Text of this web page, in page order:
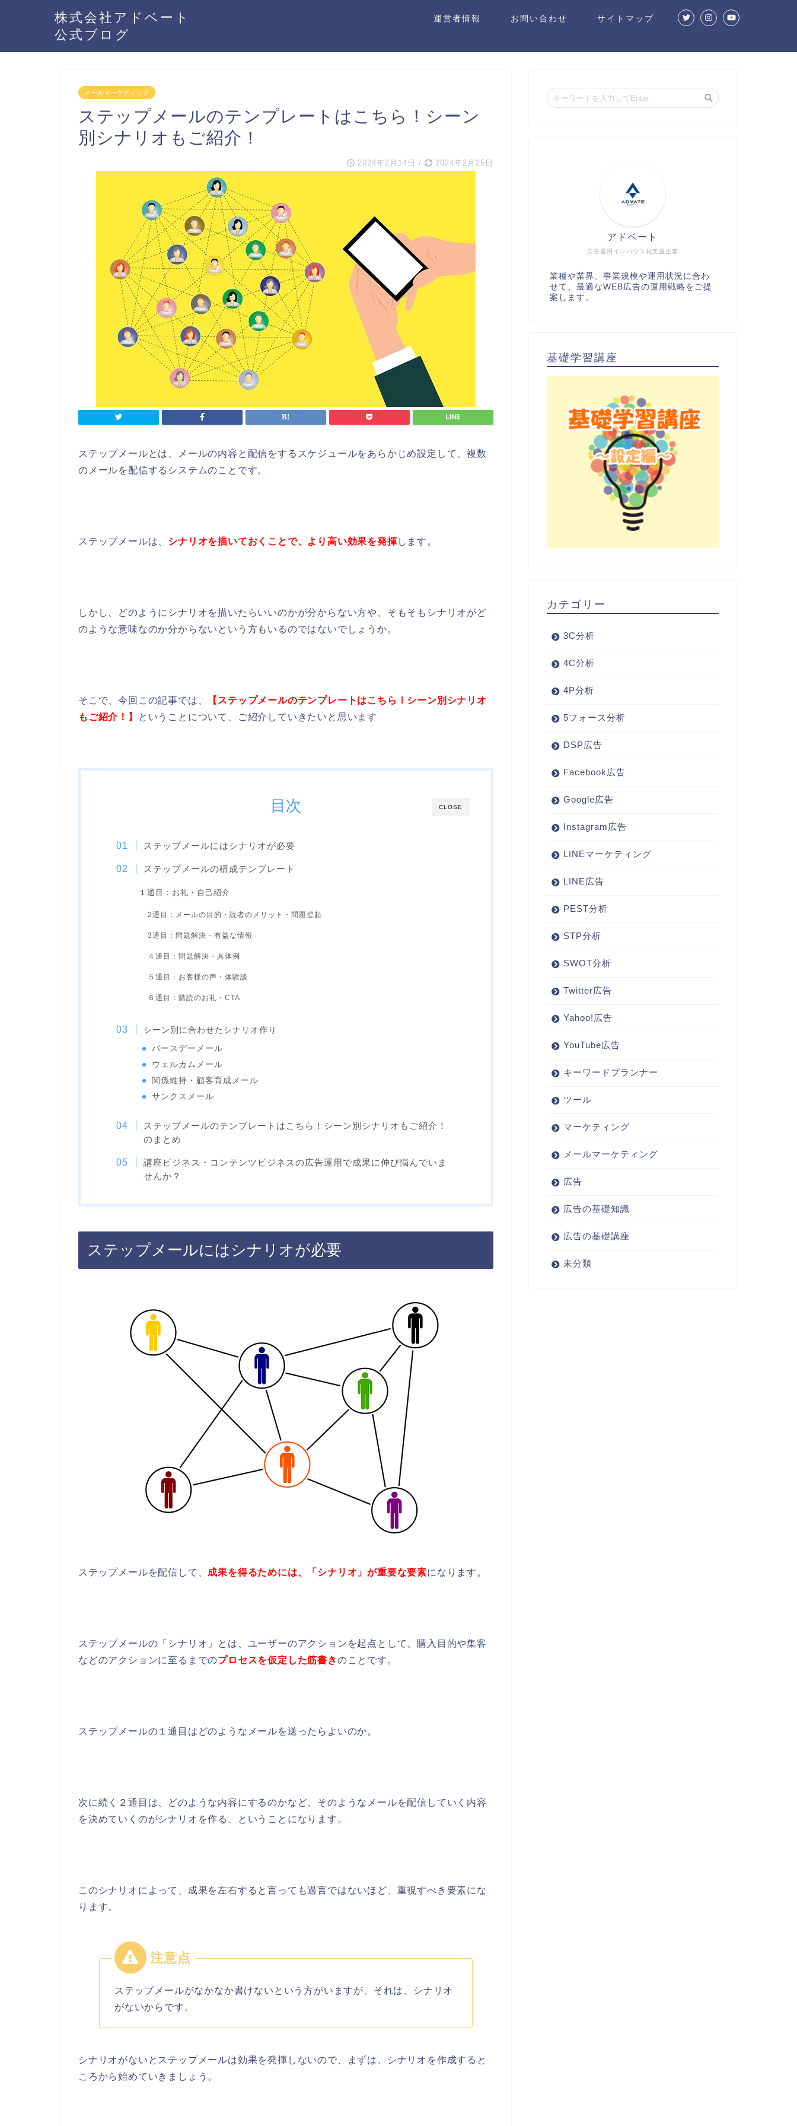
株式会社アドベート
公式ブログ
運営者情報 お問い合わせ サイトマップ
メールマーケティング
ステップメールのテンプレートはこちら！シーン
別シナリオもご紹介！
2024年2月14日 / 2024年2月25日
ステップメールとは、メールの内容と配信をするスケジュールをあらかじめ設定して、複数
のメールを配信するシステムのこと です。
ステップメールは、 シナリオを描いておくことで、より高い効果を発揮 します。
しかし、どのようにシナリオを描いたらいいのかが分からない方や、そもそもシナリオがど
のような意味なのか分からないという方もいるのではないでしょうか。
そこで、今回この記事では、
【ステップメールのテンプレートはこちら！シーン別シナリオ
もご紹介！】
ということについて、ご紹介していきたいと思います
CLOSE
目次
ステップメールにはシナリオが必要
ステップメールの構成テンプレート
１通目：お礼・自己紹介
2通目：メールの目的・読者のメリット・問題提起
3通目：問題解決・有益な情報
４通目：問題解決・具体例
５通目：お客様の声・体験談
６通目：購読のお礼・CTA
シーン別に合わせたシナリオ作り
バースデーメール
ウェルカムメール
関係維持・顧客育成メール
サンクスメール
ステップメールのテンプレートはこちら！シーン別シナリオもご紹介！
のまとめ
講座ビジネス・コンテンツビジネスの広告運用で成果に伸び悩んでいま
せんか？
ステップメールにはシナリオが必要
ステップメールを配信して、 成果を得るためには、「シナリオ」が重要な要素になります。
ステップメールの「シナリオ」とは、ユーザーのアクションを起点として、購入目的や集客
などのアクションに至るまでのプロセスを仮定した筋書きのことです。
ステップメールの１通目はどのようなメールを送ったらよいのか。
次に続く２通目は、どのような内容にするのかなど、そのようなメールを配信していく内容
を決めていくのがシナリオを作る、ということになります。
このシナリオによって、成果を左右すると言っても過言ではないほど、重視すべき要素にな
ります。
ステップメールがなかなか書けないという方がいますが、それは、シナリオ
がないからです。
シナリオがないとステップメールは効果を発揮しないので、まずは、シナリオを作成すると
ころから始めていきましょう。
広告運用インハウス化支援企業
アドベート
業種や業界、事業規模や運用状況に合わ
せて、最適なWEB広告の運用戦略をご提
案します。
基礎学習講座
カテゴリー
3C分析
4C分析
4P分析
5フォース分析
DSP広告
Facebook広告
Google広告
Instagram広告
LINEマーケティング
LINE広告
PEST分析
STP分析
SWOT分析
Twitter広告
Yahoo!広告
YouTube広告
キーワードプランナー
ツール
マーケティング
メールマーケティング
広告
広告の基礎知識
広告の基礎講座
未分類